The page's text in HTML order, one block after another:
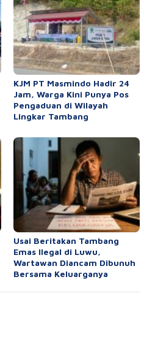
KJM PT Masmindo Hadir 24
Jam, Warga Kini Punya Pos
Pengaduan di Wilayah
Lingkar Tambang
Usai Beritakan Tambang
Emas Ilegal di Luwu,
Wartawan Diancam Dibunuh
Bersama Keluarganya